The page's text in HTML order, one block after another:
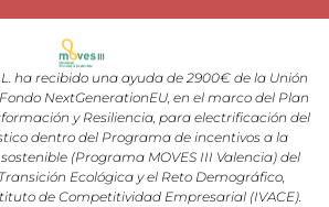
ha recibido una ayuda de 2900€ de la Unión
NextGenerationEU, en el marco del Plan
y Resiliencia, para electrificación del
dentro del Programa de incentivos a la
(Programa MOVES III Valencia) del
Ecológica y el Reto Demográfico,
de Competitividad Empresarial (IVACE).